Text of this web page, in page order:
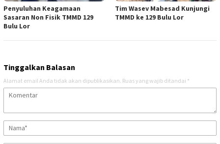
Penyuluhan Keagamaan
Sasaran Non Fisik TMMD 129
Bulu Lor
Tim Wasev Mabesad Kunjungi
TMMD ke 129 Bulu Lor
Tinggalkan Balasan
Alamat email Anda tidak akan dipublikasikan. Ruas yang wajib ditandai *